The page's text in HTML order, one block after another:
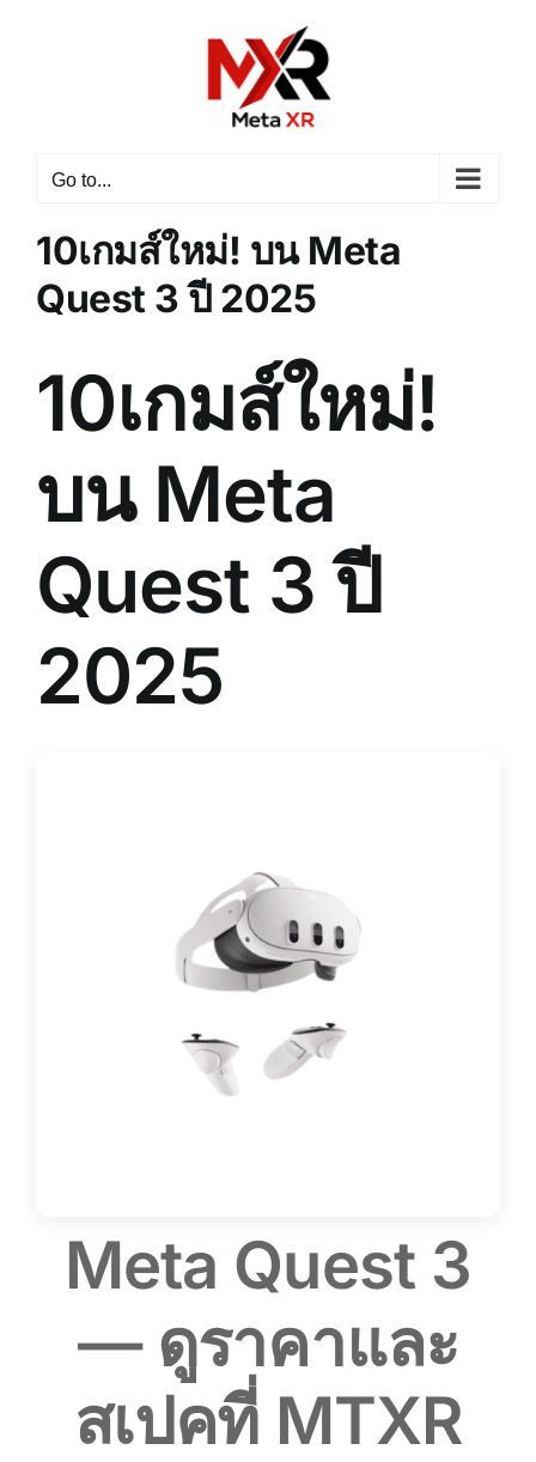
Go to...
10เกมส์ใหม่! บน Meta
Quest 3 ปี 2025
10เกมส์ใหม่!
บน Meta
Quest 3 ปี
2025
Meta Quest 3
— ดูราคาและ
สเปคที่ MTXR